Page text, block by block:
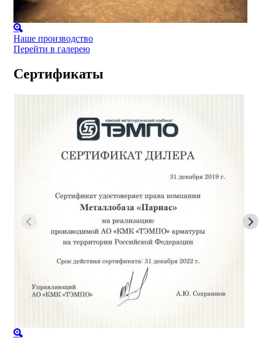
Наше производство
Перейти в галерею
Сертификаты